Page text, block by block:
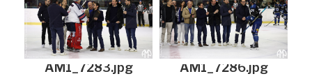
AM1_7283.jpg AM1_7286.jpg